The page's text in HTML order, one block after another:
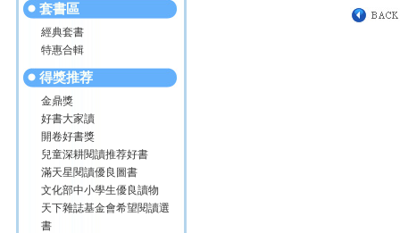
套書區
經典套書
特惠合輯
得獎推荐
金鼎獎
好書大家讀
開卷好書獎
兒童深耕閱讀推荐好書
滿天星閱讀優良圖書
文化部中小學生優良讀物
天下雜誌基金會希望閱讀選
書